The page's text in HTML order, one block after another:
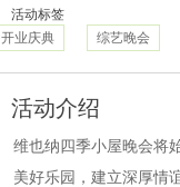
活动标签
开业庆典
综艺晚会
活动介绍
维也纳四季小屋晚会将
美好乐园，建立深厚情